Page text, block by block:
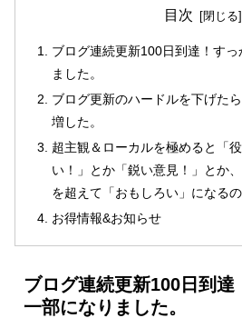
目次
ブログ連続更新100日到達！す
ました。
ブログ更新のハードルを下げた
増した。
超主観＆ローカルを極めると「
い！」とか「鋭い意見！」とか
を超えて「おもしろい」になる
お得情報&お知らせ
ブログ連続更新100日到達
一部になりました。